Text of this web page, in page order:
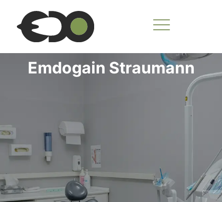
contenido
Emdogain Straumann